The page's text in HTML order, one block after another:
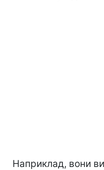
Наприклад, вони